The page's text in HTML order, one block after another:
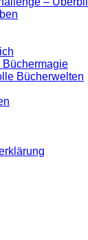
Büchermagie
Bücherwelten